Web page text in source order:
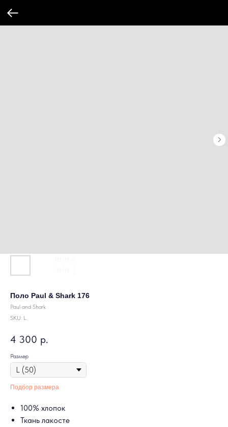
Поло Paul & Shark 176
Paul and Shark
SKU: L
4 300 р.
Размер
Подбор размера
100% хлопок
Ткань лакосте